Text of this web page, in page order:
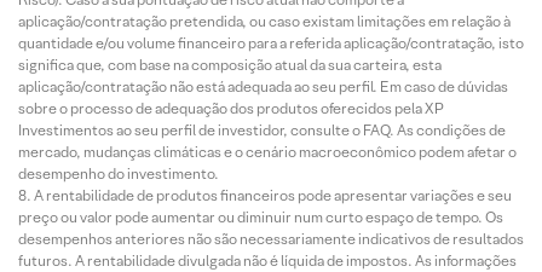
aplicação/contratação pretendida, ou caso existam limitações em relação à
quantidade e/ou volume financeiro para a referida aplicação/contratação, isto
significa que, com base na composição atual da sua carteira, esta
aplicação/contratação não está adequada ao seu perfil. Em caso de dúvidas
sobre o processo de adequação dos produtos oferecidos pela XP
Investimentos ao seu perfil de investidor, consulte o FAQ. As condições de
mercado, mudanças climáticas e o cenário macroeconômico podem afetar o
desempenho do investimento.
A rentabilidade de produtos financeiros pode apresentar variações e seu
preço ou valor pode aumentar ou diminuir num curto espaço de tempo. Os
desempenhos anteriores não são necessariamente indicativos de resultados
futuros. A rentabilidade divulgada não é líquida de impostos. As informações